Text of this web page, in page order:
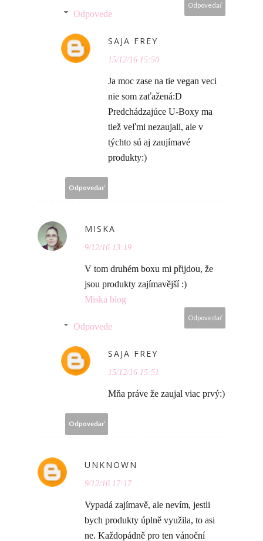
Odpovedať
Odpovede
SAJA FREY
15/12/16 15:50
Ja moc zase na tie vegan veci
nie som zaťažená:D
Predchádzajúce U-Boxy ma
tiež veľmi nezaujali, ale v
týchto sú aj zaujímavé
produkty:)
Odpovedať
MISKA
9/12/16 13:19
V tom druhém boxu mi přijdou, že
jsou produkty zajímavější :)
Miska blog
Odpovedať
Odpovede
SAJA FREY
15/12/16 15:51
Mňa práve že zaujal viac prvý:)
Odpovedať
UNKNOWN
9/12/16 17:17
Vypadá zajímavě, ale nevím, jestli
bych produkty úplně využila, to asi
ne. Každopádně pro ten vánoční